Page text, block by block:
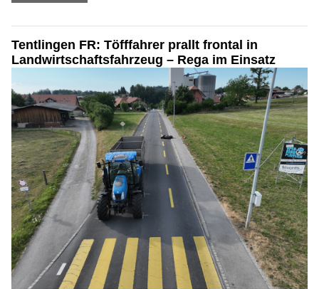
Tentlingen FR: Töfffahrer prallt frontal in
Landwirtschaftsfahrzeug – Rega im Einsatz